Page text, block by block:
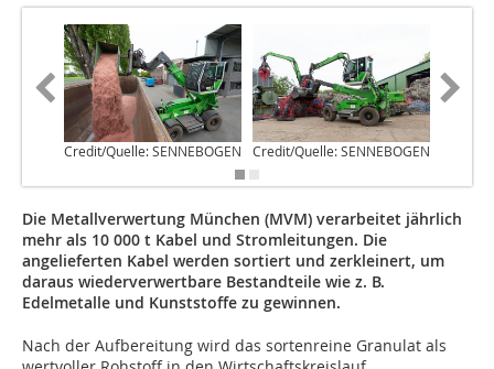
Credit/Quelle: SENNEBOGEN Credit/Quelle: SENNEBOGEN
Die Metallverwertung München (MVM) verarbeitet jährlich
mehr als 10 000 t Kabel und Stromleitungen. Die
angelieferten Kabel werden sortiert und zerkleinert, um
daraus wiederverwertbare Bestandteile wie z. B.
Edelmetalle und Kunststoffe zu gewinnen.
Nach der Aufbereitung wird das sortenreine Granulat als